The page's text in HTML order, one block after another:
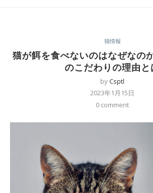
猫情報
猫が餌を食べないのはなぜなの
のこだわりの理由と
byCsptl
2023年1月15日
0 comment